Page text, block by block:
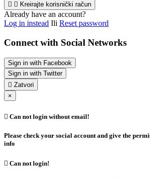
  Kreirajte korisnički račun
Already have an account?
Log in instead Ili Reset password
Connect with Social Networks
Sign in with Facebook
Sign in with Twitter
 Zatvori
×
 Can not login without email!
Please check your social account and give the
info
 Can not login!